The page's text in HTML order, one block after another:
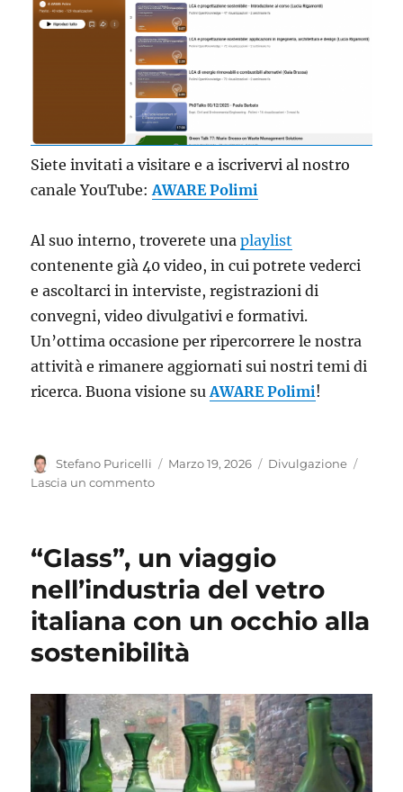
Siete invitati a visitare e a iscrivervi al nostro
canale YouTube:AWARE Polimi
Al suo interno, troverete unaplaylist
contenente già 40 video, in cui potrete vederci
e ascoltarci in interviste, registrazioni di
convegni, video divulgativi e formativi.
Un’ottima occasione per ripercorrere le nostra
attività e rimanere aggiornati sui nostri temi di
ricerca. Buona visione suAWARE Polimi!
Autore
Stefano Puricelli
Pubblicato
Marzo 19, 2026 Categorie
Divulgazione
Lascia un commentosu
di
AWARE
“Glass”, un viaggio
nell’industria del vetro
italiana con un occhio alla
sostenibilità